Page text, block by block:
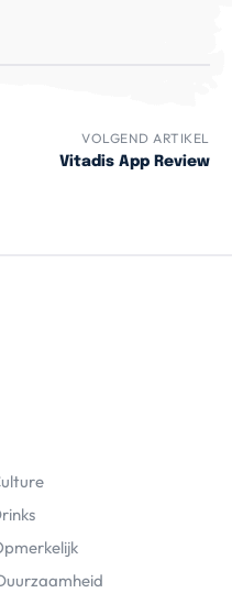
VOLGEND ARTIKEL
Vitadis App Review